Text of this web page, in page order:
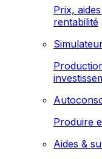
Prix,
rentabilité
Produire
Aides &